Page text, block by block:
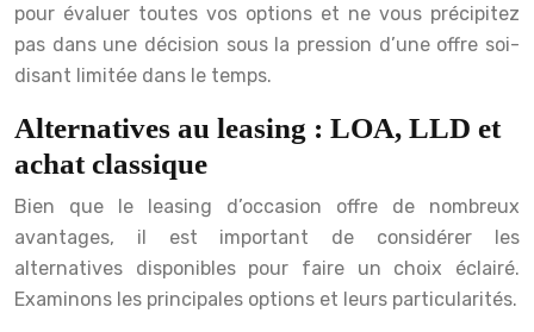
pour évaluer toutes vos options et ne vous précipitez
pas dans une décision sous la pression d’une offre soi-
disant limitée dans le temps.
Alternatives au leasing : LOA, LLD et
achat classique
Bien que le leasing d’occasion offre de nombreux
avantages, il est important de considérer les
alternatives disponibles pour faire un choix éclairé.
Examinons les principales options et leurs particularités.